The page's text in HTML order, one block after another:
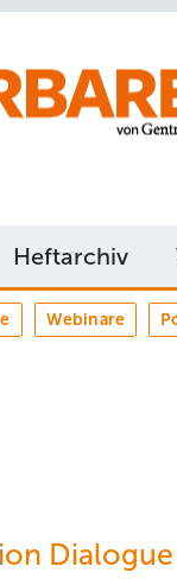
Heftarchiv
Webinare
Dialogue